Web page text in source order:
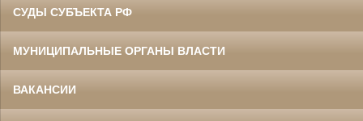
СУДЫ СУБЪЕКТА РФ
МУНИЦИПАЛЬНЫЕ ОРГАНЫ ВЛАСТИ
ВАКАНСИИ